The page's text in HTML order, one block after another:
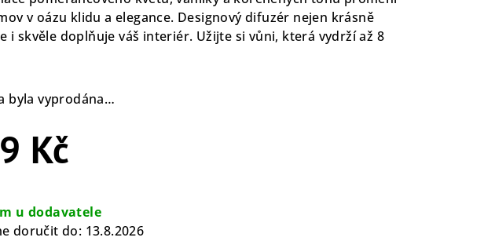
v oázu klidu a elegance. Designový difuzér nejen krásně
i skvěle doplňuje váš interiér. Užijte si vůni, která vydrží až 8
byla vyprodána…
Kč
u dodavatele
doručit do: 13.8.2026